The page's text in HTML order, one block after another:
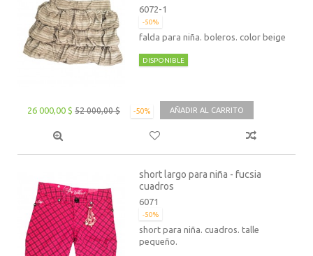
6072-1
-50%
falda para niña. boleros. color beige
DISPONIBLE
26 000,00 $ 52 000,00 $ -50% AÑADIR AL CARRITO
short largo para niña - fucsia
cuadros
6071
-50%
short para niña. cuadros. talle
pequeño.